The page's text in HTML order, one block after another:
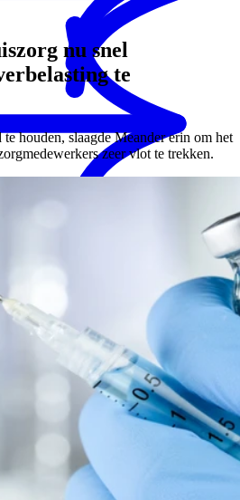
nu snel
te
houden, slaagde Meander erin om het
zeer vlot te trekken.